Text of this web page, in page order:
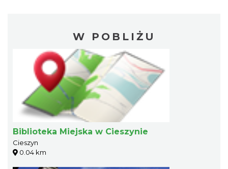
W POBLIŻU
Biblioteka Miejska w Cieszynie
Cieszyn
0.04 km